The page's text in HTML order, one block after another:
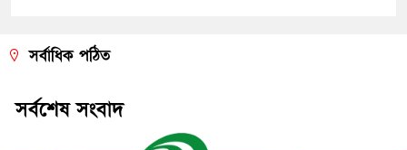
সর্বাধিক পঠিত
সর্বশেষ সংবাদ